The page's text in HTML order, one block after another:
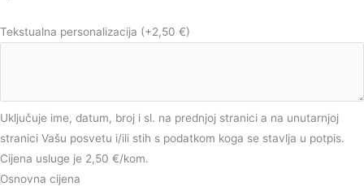
Tekstualna personalizacija (+2,50 €)
Uključuje ime, datum, broj i sl. na prednjoj stranici a na unutarnjoj
stranici Vašu posvetu i/ili stih s podatkom koga se stavlja u potpis.
Cijena usluge je 2,50 €/kom.
Osnovna cijena